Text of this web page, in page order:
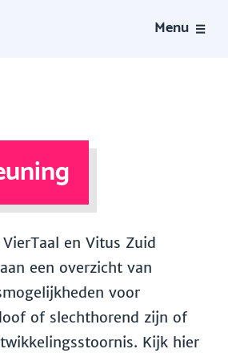
Menu
en Vitus Zuid
een overzicht van
voor
of slechthorend zijn of
Kijk hier